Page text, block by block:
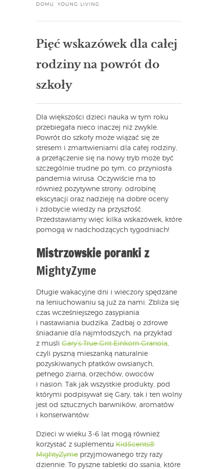
DOMU
YOUNG LIVING
Pięć wskazówek dla całej
rodziny na powrót do
szkoły
Dla większości dzieci nauka w tym roku
przebiegała nieco inaczej niż zwykle.
Powrót do szkoły może wiązać się ze
stresem i zmartwieniami dla całej rodziny,
a przełączenie się na nowy tryb może być
szczególnie trudne po tym, co przyniosła
pandemia wirusa. Oczywiście ma to
również pozytywne strony: odrobinę
ekscytacji oraz nadzieję na dobre oceny
i zdobycie wiedzy na przyszłość.
Przedstawiamy więc kilka wskazówek, które
pomogą w nadchodzących tygodniach!
Mistrzowskie poranki z
MightyZyme
Długie wakacyjne dni i wieczory spędzane
na leniuchowaniu są już za nami. Zbliża się
czas wcześniejszego zasypiania
i nastawiania budzika. Zadbaj o zdrowe
śniadanie dla najmłodszych, na przykład
z musli Gary’s True Grit Einkorn Granola
czyli pyszną mieszanką naturalnie
pozyskiwanych płatków owsianych,
pełnego ziarna, orzechów, owoców
i nasion. Tak jak wszystkie produkty, pod
którymi podpisywał się Gary, tak i ten wolny
jest od sztucznych barwników, aromatów
i konserwantów.
Dzieci w wieku 3-6 lat mogą również
korzystać z suplementu KidScents®
MightyZyme przyjmowanego trzy razy
dziennie. To pyszne tabletki do ssania, które